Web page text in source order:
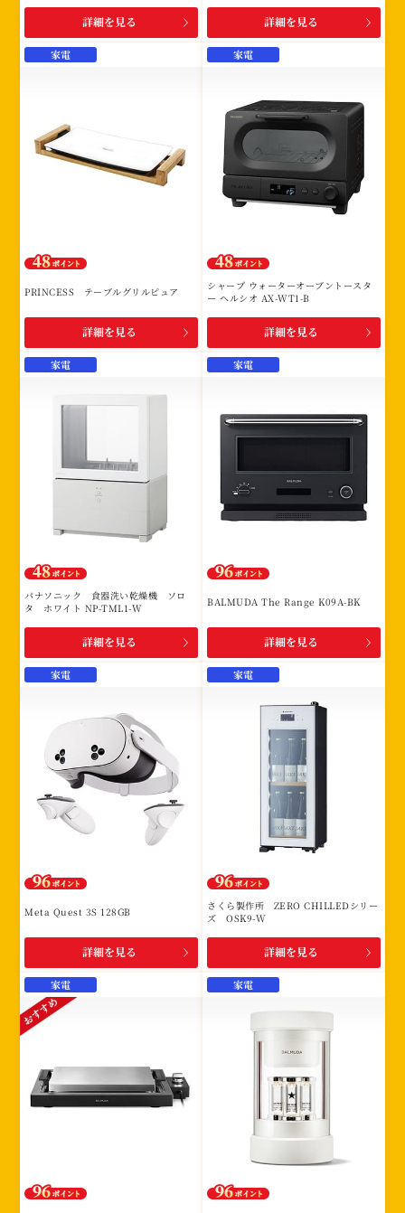
詳細を見る 詳細を見る
家電
PRINCESS テーブルグリルピュア
詳細を見る
家電
シャープ ウォーターオーブントースタ
ー ヘルシオ AX-WT1-B
詳細を見る
家電
パナソニック 食器洗い乾燥機 ソロ
タ ホワイト NP-TML1-W
詳細を見る
家電
BALMUDA The Range K09A-BK
詳細を見る
家電
Meta Quest 3S 128GB
詳細を見る
家電
さくら製作所 ZERO CHILLEDシリー
ズ OSK9-W
詳細を見る
家電 家電